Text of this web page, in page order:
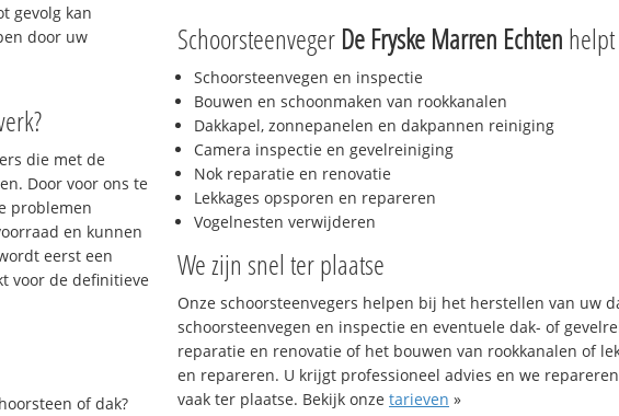
gevolg kan
door uw
die met de
Door voor ons te
problemen
en kunnen
eerst een
voor de definitieve
of dak?
Schoorsteenveger De Fryske Marren Echten
Schoorsteenvegen en inspectie
Bouwen en schoonmaken van rookkanalen
Dakkapel, zonnepanelen en dakpannen reiniging
Camera inspectie en gevelreiniging
Nok reparatie en renovatie
Lekkages opsporen en repareren
Vogelnesten verwijderen
We zijn snel ter plaatse
Onze schoorsteenvegers helpen bij het herstellen van uw
schoorsteenvegen en inspectie en eventuele dak- of
reparatie en renovatie of het bouwen van rookkanalen of
en repareren. U krijgt professioneel advies en we
vaak ter plaatse. Bekijk onze tarieven »